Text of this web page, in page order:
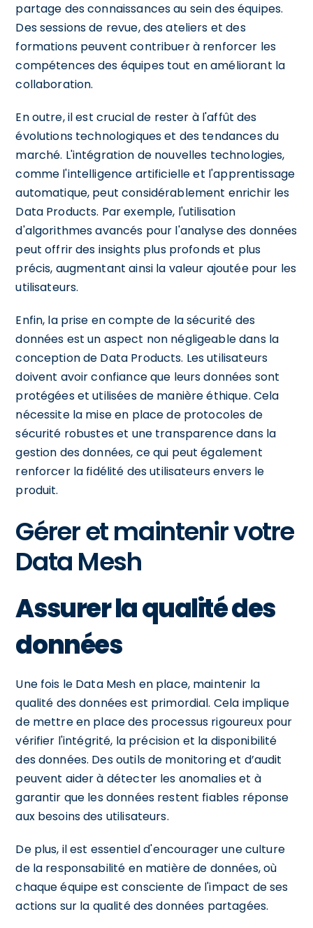
partage des connaissances au sein des équipes.
Des sessions de revue, des ateliers et des
formations peuvent contribuer à renforcer les
compétences des équipes tout en améliorant la
collaboration.
En outre, il est crucial de rester à l'affût des
évolutions technologiques et des tendances du
marché. L'intégration de nouvelles technologies,
comme l'intelligence artificielle et l'apprentissage
automatique, peut considérablement enrichir les
Data Products. Par exemple, l'utilisation
d'algorithmes avancés pour l'analyse des données
peut offrir des insights plus profonds et plus
précis, augmentant ainsi la valeur ajoutée pour les
utilisateurs.
Enfin, la prise en compte de la sécurité des
données est un aspect non négligeable dans la
conception de Data Products. Les utilisateurs
doivent avoir confiance que leurs données sont
protégées et utilisées de manière éthique. Cela
nécessite la mise en place de protocoles de
sécurité robustes et une transparence dans la
gestion des données, ce qui peut également
renforcer la fidélité des utilisateurs envers le
produit.
Gérer et maintenir votre
Data Mesh
Assurer la qualité des
données
Une fois le Data Mesh en place, maintenir la
qualité des données est primordial. Cela implique
de mettre en place des processus rigoureux pour
vérifier l'intégrité, la précision et la disponibilité
des données. Des outils de monitoring et d’audit
peuvent aider à détecter les anomalies et à
garantir que les données restent fiables réponse
aux besoins des utilisateurs.
De plus, il est essentiel d'encourager une culture
de la responsabilité en matière de données, où
chaque équipe est consciente de l'impact de ses
actions sur la qualité des données partagées.